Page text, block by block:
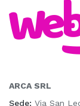
ARCA SRL
Sede: Via San